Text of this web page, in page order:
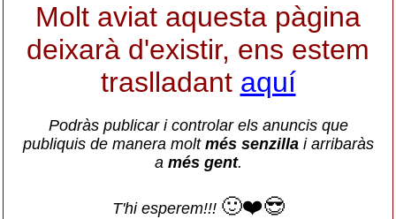
Molt aviat aquesta pàgina
deixarà d'existir, ens estem
traslladant aquí
Podràs publicar i controlar els anuncis que
publiquis de manera molt més senzillai arribaràs
a més gent.
T'hi esperem!!! 🙂❤️😎